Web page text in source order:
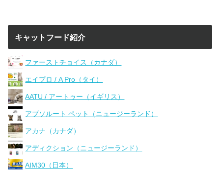
キャットフード紹介
ファーストチョイス（カナダ）
エイプロ / A Pro（タイ）
AATU / アートゥー（イギリス）
アブソルート ペット（ニュージーランド）
アカナ（カナダ）
アディクション（ニュージーランド）
AIM30（日本）